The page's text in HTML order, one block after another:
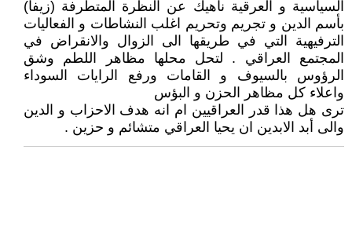
السياسية و العرقية ناهيك عن النظرة المتطرفة (زيفا)
بأسم الدين و تجريم وتحريم اغلب النشاطات و الفعاليات
الترفيهية التي في طريقها الى الزوال والانقراض في
المجتمع العراقي . لتحل محلها مظاهر اللطم وشق
الرؤوس بالسيوف و القامات ورفع الرايات السوداء
واعلاء كل مظاهر الحزن و البؤس
ترى هل هذا قدر العراقيين ام انه هدف الاحزاب و الدين
والى أبد الابدين ان يحيا العراقي متشائم و حزين .